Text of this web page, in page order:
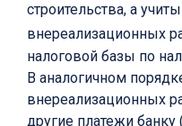
строительства, а
внереализационных
налоговой базы по
В аналогичном
внереализационных
другие платежи